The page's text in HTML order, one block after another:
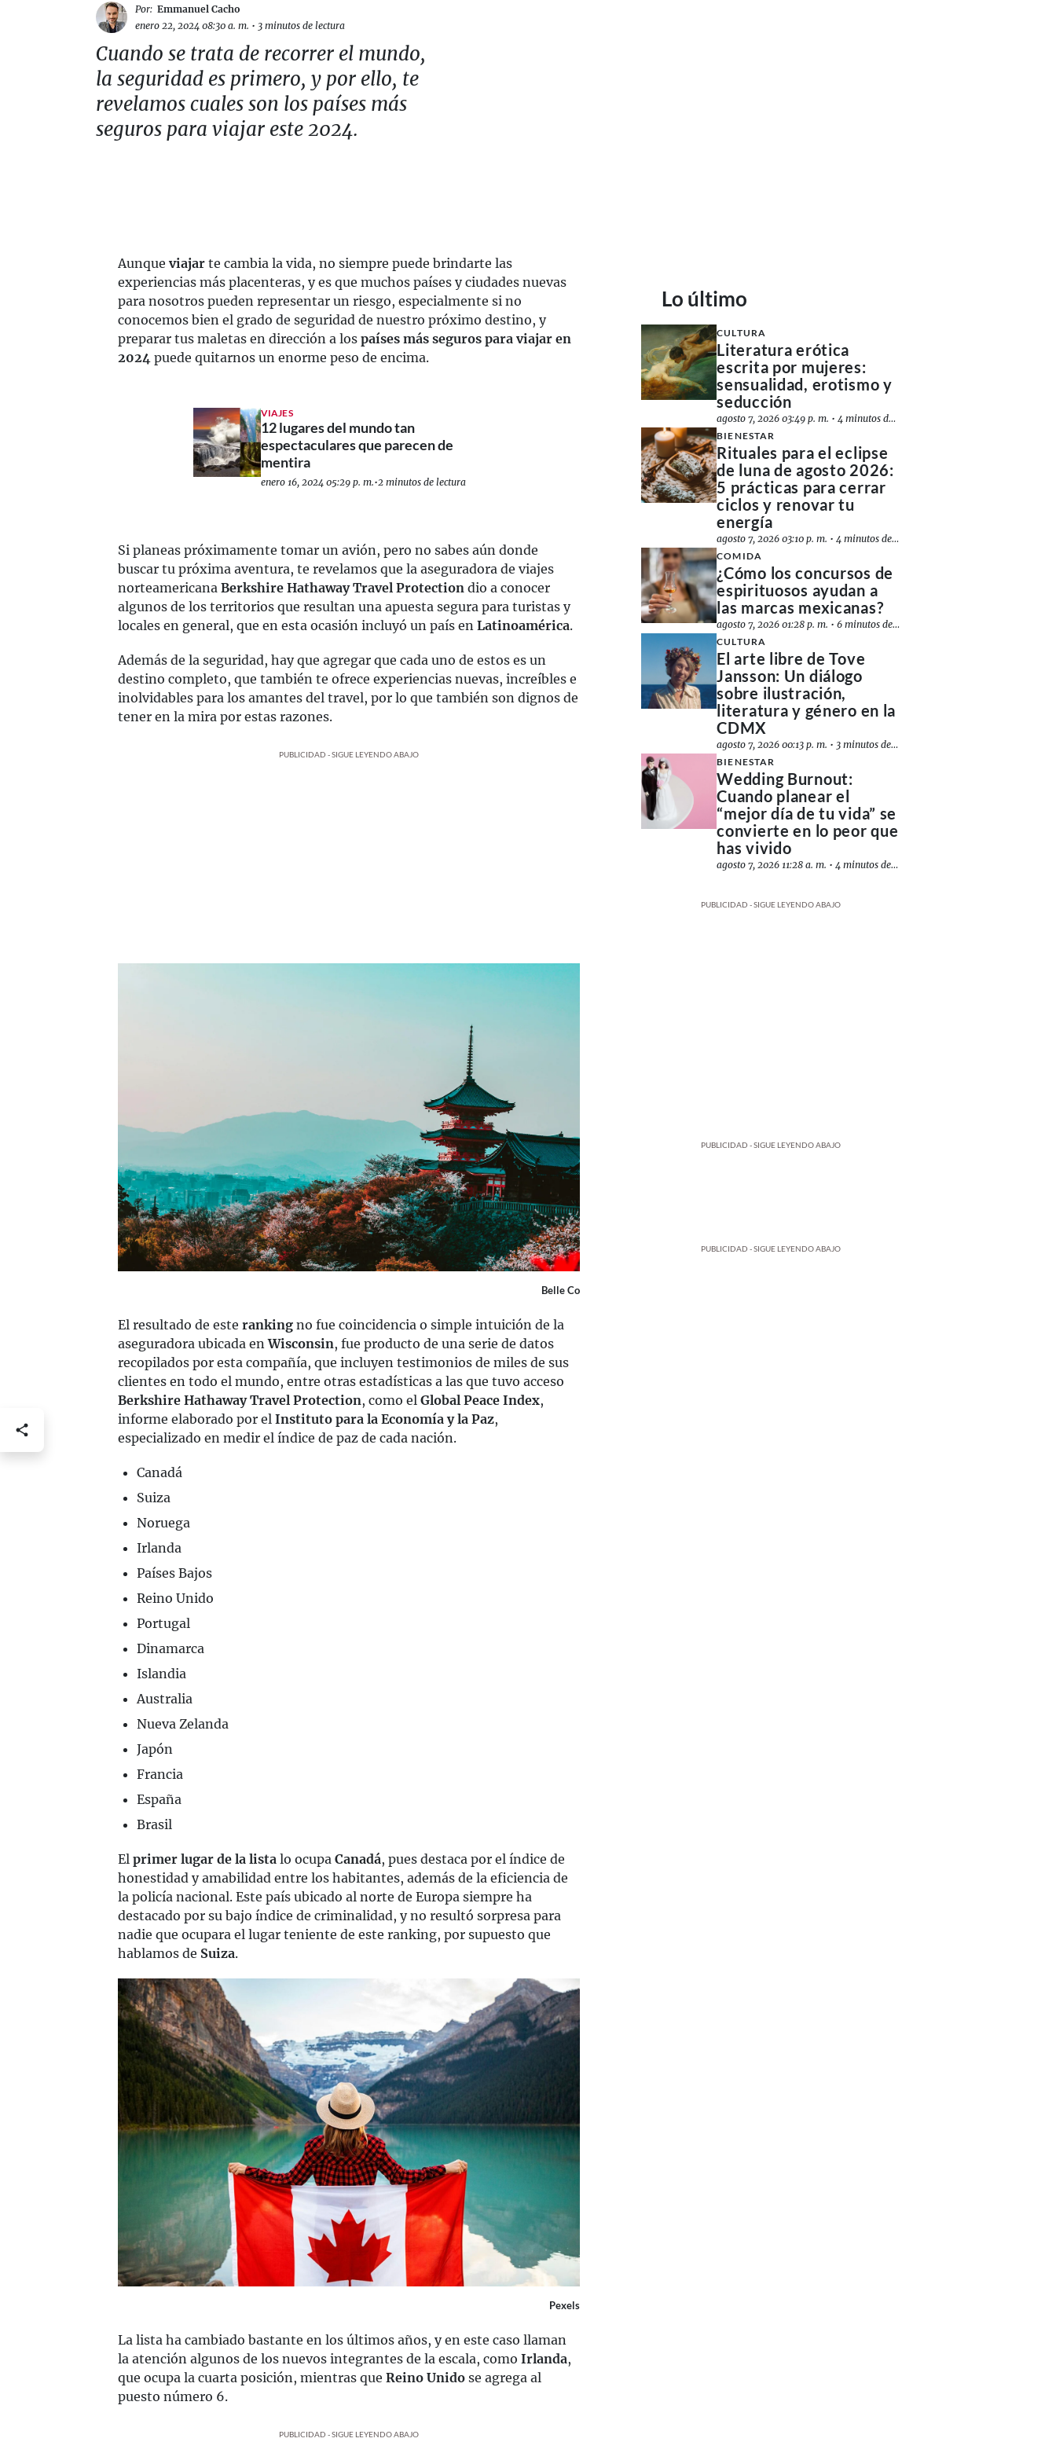
Por: Emmanuel Cacho
enero 22, 2024 08:30 a. m. • 3 minutos de lectura
Cuando se trata de recorrer el mundo,
la seguridad es primero, y por ello, te
revelamos cuales son los países más
seguros para viajar este 2024.
Aunque viajar te cambia la vida, no siempre puede brindarte las
experiencias más placenteras, y es que muchos países y ciudades nuevas
para nosotros pueden representar un riesgo, especialmente si no
conocemos bien el grado de seguridad de nuestro próximo destino, y
preparar tus maletas en dirección a los países más seguros para viajar en
2024 puede quitarnos un enorme peso de encima.
VIAJES
12 lugares del mundo tan
espectaculares que parecen de
mentira
enero 16, 2024 05:29 p. m.•2 minutos de lectura
Si planeas próximamente tomar un avión, pero no sabes aún donde
buscar tu próxima aventura, te revelamos que la aseguradora de viajes
norteamericana Berkshire Hathaway Travel Protection dio a conocer
algunos de los territorios que resultan una apuesta segura para turistas y
locales en general, que en esta ocasión incluyó un país en Latinoamérica.
Además de la seguridad, hay que agregar que cada uno de estos es un
destino completo, que también te ofrece experiencias nuevas, increíbles e
inolvidables para los amantes del travel, por lo que también son dignos de
tener en la mira por estas razones.
PUBLICIDAD - SIGUE LEYENDO ABAJO
Belle Co
El resultado de este ranking no fue coincidencia o simple intuición de la
aseguradora ubicada enWisconsin, fue producto de una serie de datos
recopilados por esta compañía, que incluyen testimonios de miles de sus
clientes en todo el mundo, entre otras estadísticas a las que tuvo acceso
Berkshire Hathaway Travel Protection, como el Global Peace Index,
informe elaborado por el Instituto para la Economía y la Paz,
especializado en medir el índice de paz de cada nación.
Canadá
Suiza
Noruega
Irlanda
Países Bajos
Reino Unido
Portugal
Dinamarca
Islandia
Australia
Nueva Zelanda
Japón
Francia
España
Brasil
El primer lugar de la lista lo ocupa Canadá, pues destaca por el índice de
honestidad y amabilidad entre los habitantes, además de la eficiencia de
la policía nacional. Este país ubicado al norte de Europa siempre ha
destacado por su bajo índice de criminalidad, y no resultó sorpresa para
nadie que ocupara el lugar teniente de este ranking, por supuesto que
hablamos de Suiza.
Pexels
La lista ha cambiado bastante en los últimos años, y en este caso llaman
la atención algunos de los nuevos integrantes de la escala, como Irlanda,
que ocupa la cuarta posición, mientras que Reino Unido se agrega al
puesto número 6.
PUBLICIDAD - SIGUE LEYENDO ABAJO
Lo último
CULTURA
Literatura erótica
escrita por mujeres:
sensualidad, erotismo y
seducción
agosto 7, 2026 03:49 p. m. •4 minutos de lectura
BIENESTAR
Rituales para el eclipse
de luna de agosto 2026:
5 prácticas para cerrar
ciclos y renovar tu
energía
agosto 7, 2026 03:10 p. m. •4 minutos de lectura
COMIDA
¿Cómo los concursos de
espirituosos ayudan a
las marcas mexicanas?
agosto 7, 2026 01:28 p. m. •6 minutos de lectura
CULTURA
El arte libre de Tove
Jansson: Un diálogo
sobre ilustración,
literatura y género en la
CDMX
agosto 7, 2026 00:13 p. m. • 3 minutos de lectura
BIENESTAR
Wedding Burnout:
Cuando planear el
“mejor día de tu vida” se
convierte en lo peor que
has vivido
agosto 7, 2026 11:28 a. m. •4 minutos de lectura
PUBLICIDAD - SIGUE LEYENDO ABAJO
PUBLICIDAD - SIGUE LEYENDO ABAJO
PUBLICIDAD - SIGUE LEYENDO ABAJO